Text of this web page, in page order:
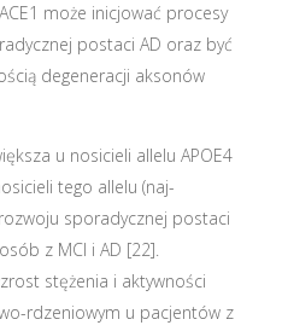
może inicjować procesy
postaci AD oraz być
degeneracji aksonów
u nosicieli allelu APOE4
tego allelu (naj-
sporadycznej postaci
z MCI i AD [22].
stężenia i aktywności
rdzeniowym u pacjentów z